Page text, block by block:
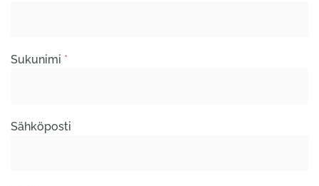
Sukunimi *
Sähköposti